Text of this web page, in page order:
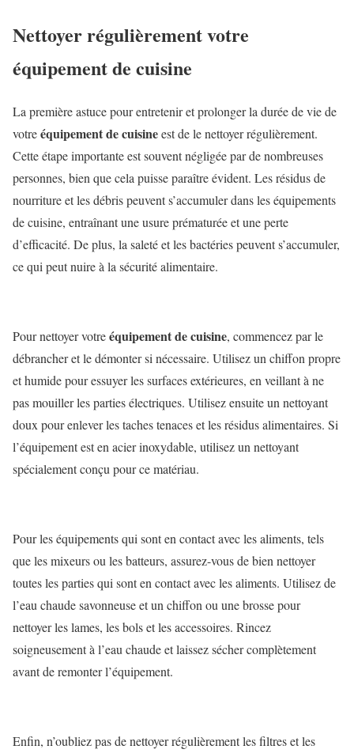
Nettoyer régulièrement votre
équipement de cuisine
La première astuce pour entretenir et prolonger la durée de vie de
votreéquipement de cuisineest de le nettoyer régulièrement.
Cette étape importante est souvent négligée par de nombreuses
personnes, bien que cela puisse paraître évident. Les résidus de
nourriture et les débris peuvent s’accumuler dans les équipements
de cuisine, entraînant une usure prématurée et une perte
d’efficacité. De plus, la saleté et les bactéries peuvent s’accumuler,
ce qui peut nuire à la sécurité alimentaire.
Pour nettoyer votreéquipement de cuisine, commencez par le
débrancher et le démonter si nécessaire. Utilisez un chiffon propre
et humide pour essuyer les surfaces extérieures, en veillant à ne
pas mouiller les parties électriques. Utilisez ensuite un nettoyant
doux pour enlever les taches tenaces et les résidus alimentaires. Si
l’équipement est en acier inoxydable, utilisez un nettoyant
spécialement conçu pour ce matériau.
Pour les équipements qui sont en contact avec les aliments, tels
que les mixeurs ou les batteurs, assurez-vous de bien nettoyer
toutes les parties qui sont en contact avec les aliments. Utilisez de
l’eau chaude savonneuse et un chiffon ou une brosse pour
nettoyer les lames, les bols et les accessoires. Rincez
soigneusement à l’eau chaude et laissez sécher complètement
avant de remonter l’équipement.
Enfin, n’oubliez pas de nettoyer régulièrement les filtres et les